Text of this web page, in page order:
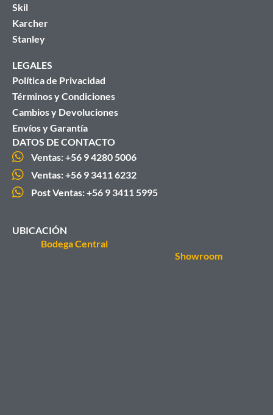
Skil
Karcher
Stanley
LEGALES
Política de Privacidad
Términos y Condiciones
Cambios y Devoluciones
Envíos y Garantía
DATOS DE CONTACTO
Ventas: +56 9 4280 5006
Ventas: +56 9 3411 6232
Post Ventas: +56 9 3411 5995
UBICACIÓN
Bodega Central
Showroom